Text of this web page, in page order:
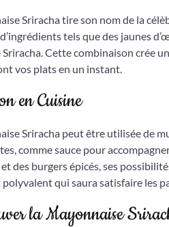
Sriracha tire son nom de la
tels que des jaunes
Sriracha. Cette combinaison crée
vos plats en un instant.
en Cuisine
Sriracha peut être utilisée de
comme sauce pour
des burgers épicés, ses
qui saura satisfaire les
la Mayonnaise